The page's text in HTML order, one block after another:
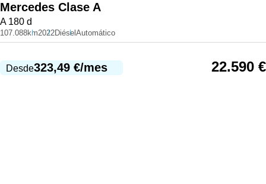
Mercedes Clase A
A 180 d
107.088km2022Diésel Automático
Desde323,49 €/mes 22.590 €